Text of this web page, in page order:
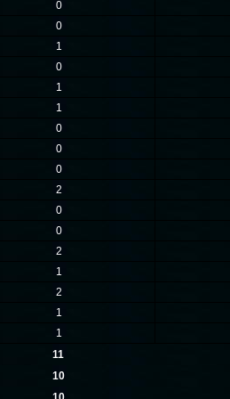
0
0
1
0
1
1
0
0
0
2
0
0
2
1
2
1
1
11
10